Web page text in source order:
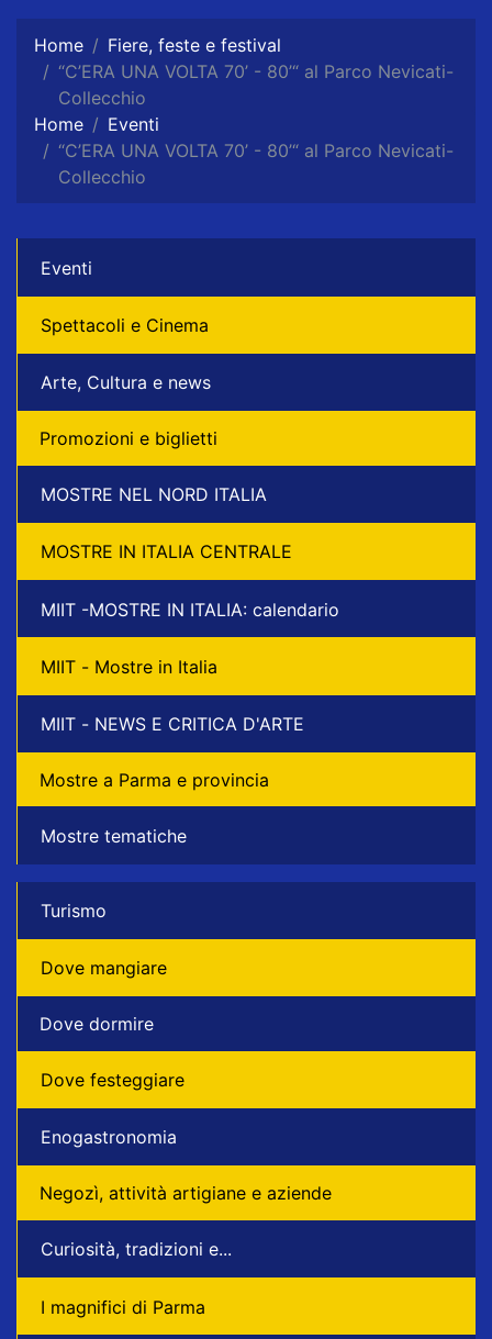
Home
Fiere, feste e festival
“C’ERA UNA VOLTA 70’ - 80’“ al Parco Nevicati-
Collecchio
Home
Eventi
“C’ERA UNA VOLTA 70’ - 80’“ al Parco Nevicati-
Collecchio
Eventi
Spettacoli e Cinema
Arte, Cultura e news
Promozioni e biglietti
MOSTRE NEL NORD ITALIA
MOSTRE IN ITALIA CENTRALE
MIIT -MOSTRE IN ITALIA: calendario
MIIT - Mostre in Italia
MIIT - NEWS E CRITICA D'ARTE
Mostre a Parma e provincia
Mostre tematiche
Turismo
Dove mangiare
Dove dormire
Dove festeggiare
Enogastronomia
Negozì, attività artigiane e aziende
Curiosità, tradizioni e...
I magnifici di Parma